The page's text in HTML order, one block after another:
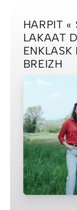
HARPIT «
LAKAAT
ENKLASK
BREIZH